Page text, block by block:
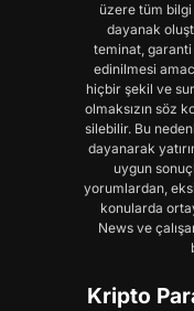
üzere tüm
dayanak
teminat,
edinilmesi
hiçbir şekil ve
olmaksızın söz
silebilir. Bu
dayanarak
uygun
yorumlardan,
konularda
News ve
Kripto